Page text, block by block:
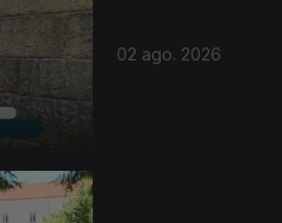
02 ago. 2026